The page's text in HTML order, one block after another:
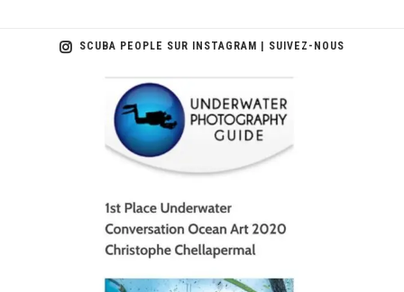
SCUBA PEOPLE SUR INSTAGRAM | SUIVEZ-NOUS
scuba_people_magazine